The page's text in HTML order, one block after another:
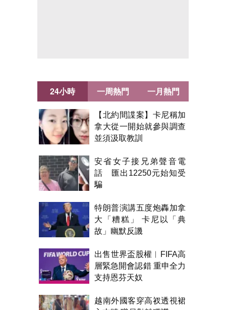
24小時
【北約間諜案】卡尼稱加
拿大從一開始就參與調查
並須汲取教訓
安省女子接兄弟聲音電
話 匯出12250元始知受
騙
特朗普演講五度炮轟加拿
大「糟糕」 卡尼以「典
故」幽默反譏
出售世界盃股權︱FIFA高
層緊急開會認錯 重申全力
支持恩芬天奴
越南外國客穿高衩透視裙
一周熱門 一月熱門